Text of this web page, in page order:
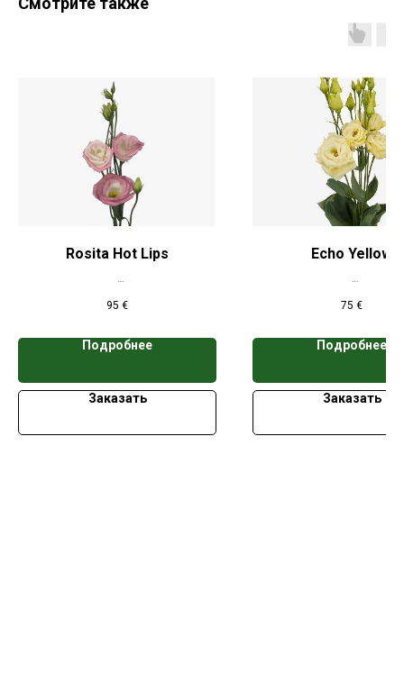
Rosita Hot Lips
кассет
95 €
Подробнее
Заказать
Echo Yellow
кассет
75 €
Подробнее
Заказать